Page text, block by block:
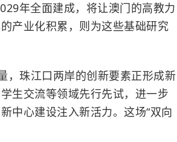
年全面建成，将让澳门的高教力
产业化积累，则为这些基础研究
，珠江口两岸的创新要素正形成新
生交流等领域先行先试，进一步
中心建设注入新活力。这场“双向